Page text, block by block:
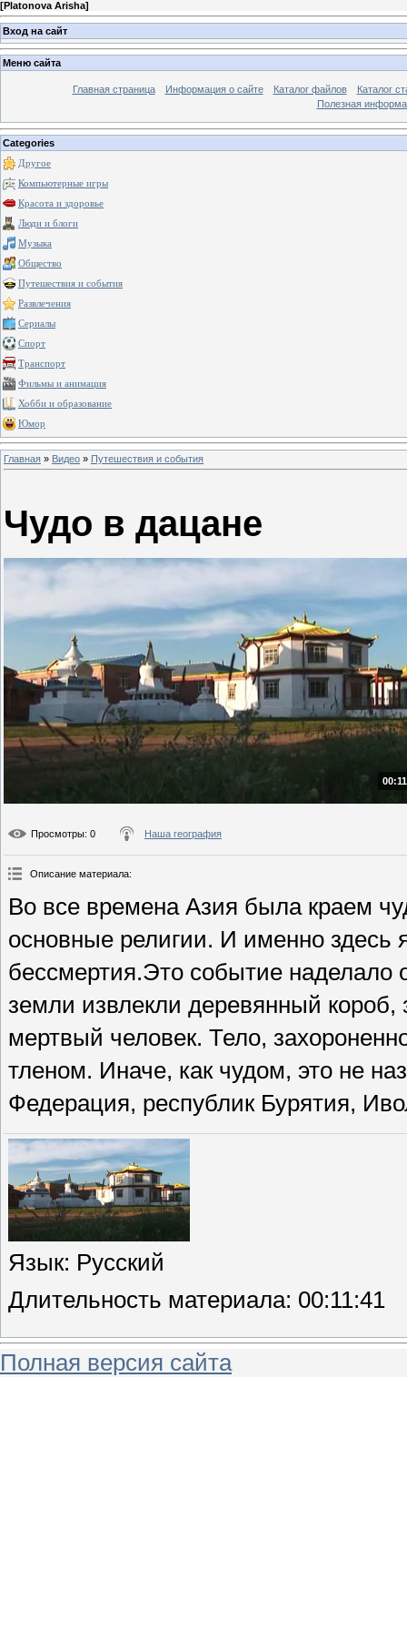
[Platonova Arisha]
Вход на сайт
Меню сайта
Главная страница Информация о сайте Каталог файлов
Каталог
Полезная
Categories
Другое
Компьютерные игры
Красота и здоровье
Люди и блоги
Музыка
Общество
Путешествия и события
Развлечения
Сериалы
Спорт
Транспорт
Фильмы и анимация
Хобби и образование
Юмор
Главная » Видео » Путешествия и события
Чудо в дацане
Просмотры: 0 Наша география
Описание материала:
Во все времена Азия была краем
основные религии. И именно здесь
бессмертия.Это событие наделало
земли извлекли деревянный
мертвый человек. Тело,
тленом. Иначе, как чудом, это не
Федерация, республик Бурятия,
Язык: Русский
Длительность материала: 00:11:41
Полная версия сайта